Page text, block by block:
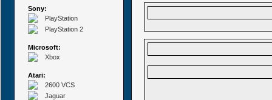
Sony:
PlayStation
PlayStation 2
Microsoft:
Xbox
Atari:
2600 VCS
Jaguar